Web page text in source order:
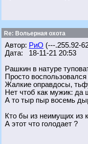
Re: Вольерная охота
Автор: РиО (---.255.92-
Дата: 18-11-21 20:53
Рашкин в натуре
Просто
Жалкие оправдосы,
Нет чтоб как мужик: да
А то тыр пыр восемь
Кто бы из неимущих из
А этот что голодает ?